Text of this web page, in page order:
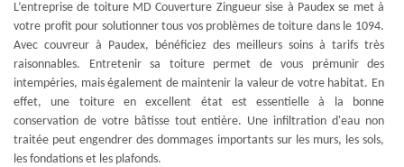
L’entreprise de toiture MD Couverture Zingueur sise à Paudex se met à
votre profit pour solutionner tous vos problèmes de toiture dans le 1094.
Avec couvreur à Paudex, bénéficiez des meilleurs soins à tarifs très
raisonnables. Entretenir sa toiture permet de vous prémunir des
intempéries, mais également de maintenir la valeur de votre habitat. En
effet, une toiture en excellent état est essentielle à la bonne
conservation de votre bâtisse tout entière. Une infiltration d'eau non
traitée peut engendrer des dommages importants sur les murs, les sols,
les fondations et les plafonds.